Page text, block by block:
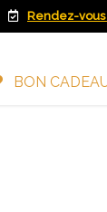
Rendez-
BON